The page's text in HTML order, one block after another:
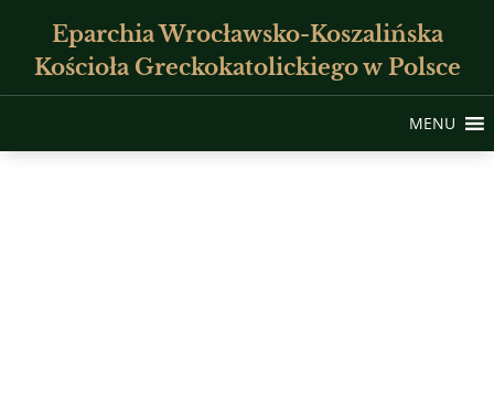
Eparchia Wrocławsko-Koszalińska
Kościoła Greckokatolickiego w Polsce
MENU